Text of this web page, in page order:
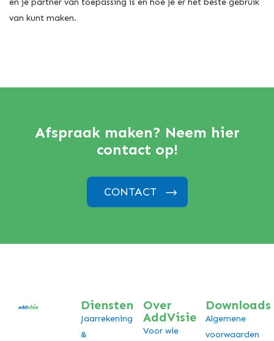
en je partner van toepassing is en hoe je er het beste gebruik
van kunt maken.
Afspraak maken? Neem hier
contact op!
CONTACT
Diensten
Jaarrekening
&
Over
AddVisie
Voor wie
Downloads
Algemene
voorwaarden